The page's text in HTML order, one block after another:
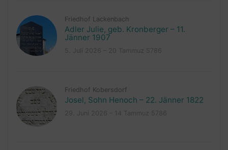
Friedhof Lackenbach
Adler Julie, geb. Kronberger – 11.
Jänner 1907
Friedhof Kobersdorf
Josel, Sohn Henoch – 22. Jänner 1822